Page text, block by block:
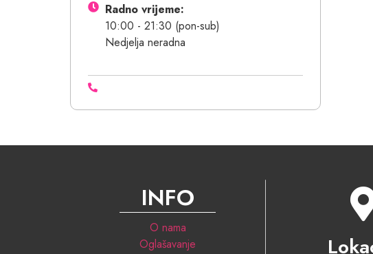
Radno vrijeme:
10:00 - 21:30 (pon-sub)
Nedjelja neradna
INFO
O nama
Oglašavanje